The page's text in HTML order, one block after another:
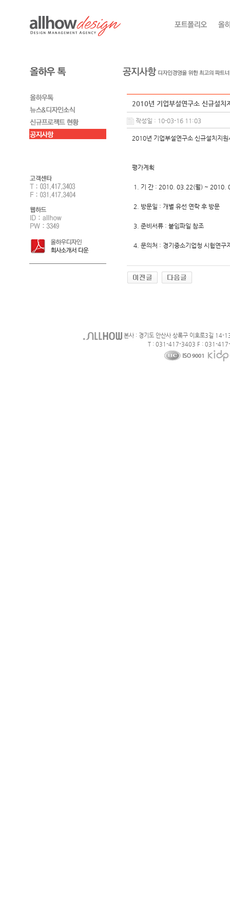
2010년 기업부설연구소 신규설치
작성일 : 10-03-16 11:03
2010년 기업부설연구소 신규설치지
평가계획
1. 기 간 : 2010. 03.22(월) ~ 2010.
2. 방문일 : 개별 유선 연락 후 방문
3. 준비서류 : 붙임파일 참조
4. 문의처 : 경기중소기업청 시험연
본사 : 경기도 안산사 상록구 이호로3길 14-
T : 031-417-3403 F : 031-